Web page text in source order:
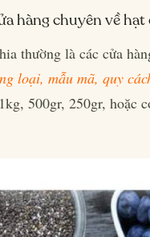
hàng chuyên về hạt
thường là các cửa
loại, mẫu mã, quy
500gr, 250gr, hoặc